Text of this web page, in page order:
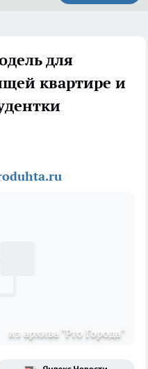
для
квартире и
из архива "Pro Города"